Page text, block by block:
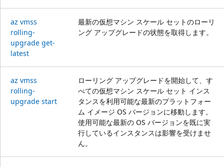
az vmss
rolling-
upgrade get-
latest
最新の仮想マシン スケール セットのローリ
ング アップグレードの状態を取得します。
az vmss
rolling-
upgrade start
ローリング アップグレードを開始して、す
べての仮想マシン スケール セット インス
タンスを利用可能な最新のプラットフォー
ム イメージ OS バージョンに移動します。
使用可能な最新の OS バージョンを既に実
行しているインスタンスは影響を受けませ
ん。